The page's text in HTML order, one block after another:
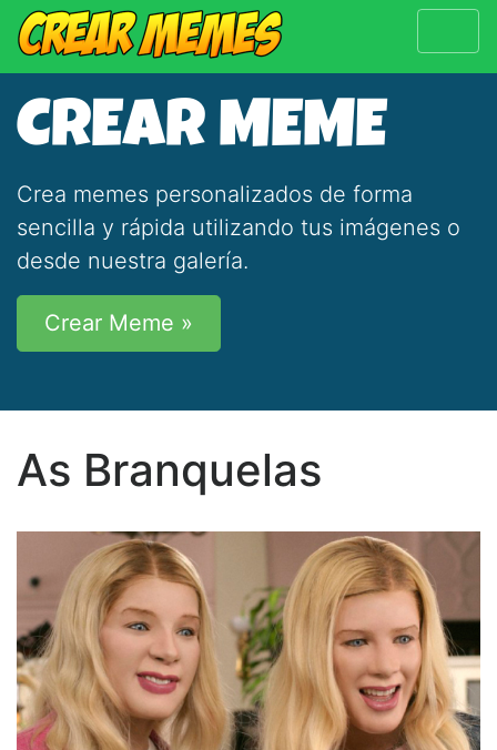
CREAR MEME
Crea memes personalizados de forma
sencilla y rápida utilizando tus imágenes o
desde nuestra galería.
Crear Meme »
As Branquelas